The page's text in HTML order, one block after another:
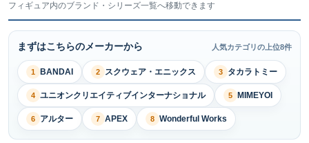
フィギュア内のブランド・シリーズ一覧へ移動できます
まずはこちらのメーカーから 人気カテゴリの上位8件
1 BANDAI 2 スクウェア・エニックス 3 タカラトミー
4 ユニオンクリエイティブインターナショナル 5 MIMEYOI
6 アルター 7 APEX 8 Wonderful Works